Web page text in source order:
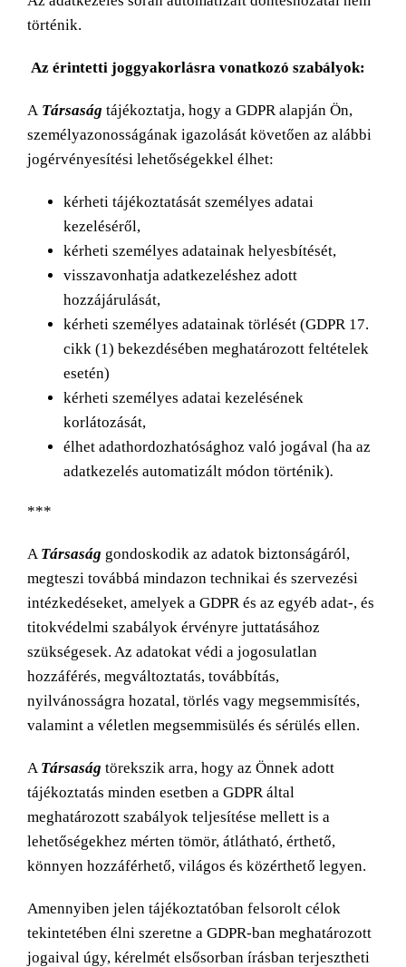
történik.
Az érintetti joggyakorlásra vonatkozó szabályok:
A Társaság tájékoztatja, hogy a GDPR alapján Ön,
személyazonosságának igazolását követően az alábbi
jogérvényesítési lehetőségekkel élhet:
kérheti tájékoztatását személyes adatai
kezeléséről,
kérheti személyes adatainak helyesbítését,
visszavonhatja adatkezeléshez adott
hozzájárulását,
kérheti személyes adatainak törlését (GDPR 17.
cikk (1) bekezdésében meghatározott feltételek
esetén)
kérheti személyes adatai kezelésének
korlátozását,
élhet adathordozhatósághoz való jogával (ha az
adatkezelés automatizált módon történik).
***
A Társaság gondoskodik az adatok biztonságáról,
megteszi továbbá mindazon technikai és szervezési
intézkedéseket, amelyek a GDPR és az egyéb adat-, és
titokvédelmi szabályok érvényre juttatásához
szükségesek. Az adatokat védi a jogosulatlan
hozzáférés, megváltoztatás, továbbítás,
nyilvánosságra hozatal, törlés vagy megsemmisítés,
valamint a véletlen megsemmisülés és sérülés ellen.
A Társaság törekszik arra, hogy az Önnek adott
tájékoztatás minden esetben a GDPR által
meghatározott szabályok teljesítése mellett is a
lehetőségekhez mérten tömör, átlátható, érthető,
könnyen hozzáférhető, világos és közérthető legyen.
Amennyiben jelen tájékoztatóban felsorolt célok
tekintetében élni szeretne a GDPR-ban meghatározott
jogaival úgy, kérelmét elsősorban írásban terjesztheti